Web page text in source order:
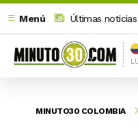
Menú
Últimas noticias
MINUTO30 COLOMBIA